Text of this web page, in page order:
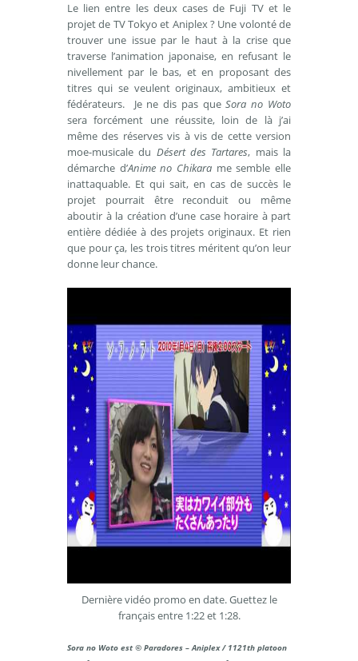
Le lien entre les deux cases de Fuji TV et le
projet de TV Tokyo et Aniplex ? Une volonté de
trouver une issue par le haut à la crise que
traverse l’animation japonaise, en refusant le
nivellement par le bas, et en proposant des
titres qui se veulent originaux, ambitieux et
fédérateurs. Je ne dis pas queSora no Woto
sera forcément une réussite, loin de là j’ai
même des réserves vis à vis de cette version
moe-musicale du Désert des Tartares, mais la
démarche d’Anime no Chikara me semble elle
inattaquable. Et qui sait, en cas de succès le
projet pourrait être reconduit ou même
aboutir à la création d’une case horaire à part
entière dédiée à des projets originaux. Et rien
que pour ça, les trois titres méritent qu’on leur
donne leur chance.
Dernière vidéo promo en date. Guettez le
français entre 1:22 et 1:28.
Sora no Woto est © Paradores – Aniplex / 1121th platoon